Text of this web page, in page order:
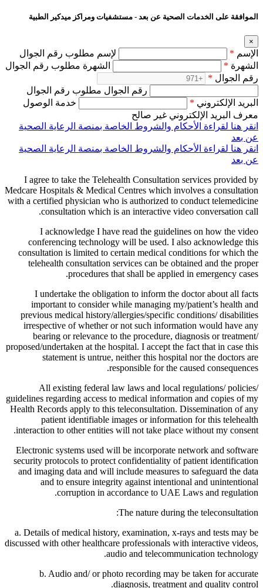
الموافقة على الخدمات الصحية عن بعد - مستشفيات ومراكز ميدكير الطبية
×
الإسم *
لإسم مطلوب رقم الجوال
الشهرة *
الشهرة مطلوب رقم الجوال
رقم الجوال *
رقم الجوال مطلوب رقم الجوال
البريد الإلكتروني *
خدمة الوصول
معرف البريد الإلكتروني غير صالح
انقر هنا لقراءة الأحكام والشروط الخاصة بمنصة الرعاية الصحية
عن بعد
انقر هنا لقراءة الأحكام والشروط الخاصة بمنصة الرعاية الصحية
عن بعد
I agree to take the Telehealth Consultation services provided by
Medcare Hospitals & Medical Centres which involves a consultation
with a certified physician who is authorized to conduct telemedicine
consultation which is an interactive video conversation call.
I acknowledge I have read the guidelines on how the video
conferencing technology will be used. I also acknowledge this
consultation is limited to certain medical conditions for which the
telehealth consultation services can be obtained and the proper
procedures that shall be applied in emergency cases.
I undertake the obligation to inform the doctor about all facts
important to consider while managing my/patient’s health and
previous medical history/allergies/specific conditions/ disabilities
irrespective of whether or not such information would have any
bearing or relevance to the procedure, diagnosis or treatment/
proposed/undertaken at the hospital. I accept the fact that in case this
statement is untrue, neither this hospital nor the doctors are
responsible for the caused consequences.
All existing federal law laws and local regulations/ policies/
guidelines regarding access to medical information and copies of my
Health Records apply to this teleconsultation. Dissemination of any
patient identifiable images or information for this telehealth
interaction to other entities will not take place without my consent.
Electronic systems used will be incorporate network and software
security protocols to protect confidentiality of patient identification
and imaging data and will include measures to safeguard the data
and to ensure integrity against intentional and unintentional
corruption in accordance to UAE Laws and regulation.
The nature during the teleconsultation:
a. Details of medical history, examination, x-rays and tests may be
discussed with other healthcare professionals with interactive videos,
audio and telecommunication technology.
b. Audio and/ or photo recording may be taken for accurate
diagnosis, treatment and quality control.